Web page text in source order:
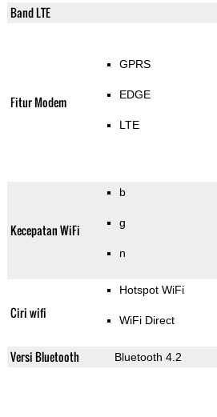
Band LTE
Fitur Modem
GPRS
EDGE
LTE
Kecepatan WiFi
b
g
n
Ciri wifi
Hotspot WiFi
WiFi Direct
Versi Bluetooth Bluetooth 4.2